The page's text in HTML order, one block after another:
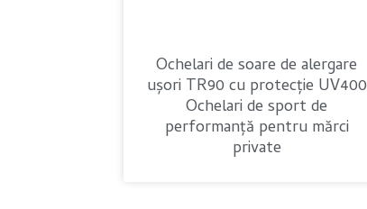
Ochelari de soare de alergare
ușori TR90 cu protecție UV400
Ochelari de sport de
performanță pentru mărci
private